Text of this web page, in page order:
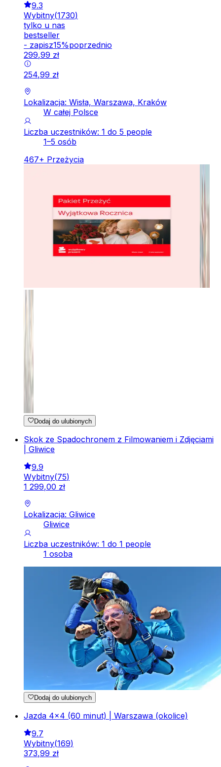
9.3
Wybitny(1730)
tylko u nas
bestseller
- zapisz15%poprzednio
299,99 zł
254,99 zł
Lokalizacja: Wisła, Warszawa, Kraków
W całej Polsce
Liczba uczestników: 1 do 5 people
1–5 osób
467+ Przeżycia
Dodaj do ulubionych
Skok ze Spadochronem z Filmowaniem i Zdjęciami
| Gliwice
9.9
Wybitny(75)
1 299,00 zł
Lokalizacja: Gliwice
Gliwice
Liczba uczestników: 1 do 1 people
1 osoba
Dodaj do ulubionych
Jazda 4x4 (60 minut) | Warszawa (okolice)
9.7
Wybitny(169)
373,99 zł